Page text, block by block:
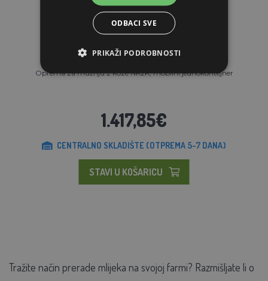
Oprema za mužnju 2 koze NK2K, mobilni jednokontejner
1.417,85€
CENTRALNO SKLADIŠTE (OTPREMA 5-7 DANA)
STAVI U KOŠARICU
Tražite način prerade mlijeka na svojoj farmi? Razmišljate li o
ODBACI SVE
PRIKAŽI PODROBNOSTI